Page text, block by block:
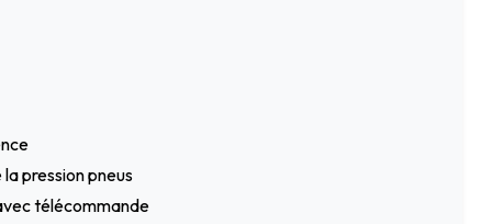
pression pneus
télécommande